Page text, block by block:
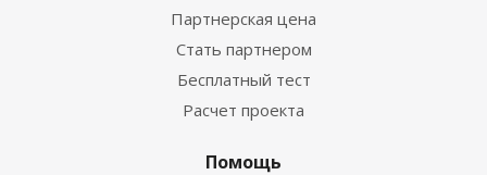
Партнерская цена
Стать партнером
Бесплатный тест
Расчет проекта
Помощь